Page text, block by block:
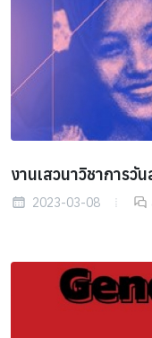
งานเสวนาวิชาการวั
2023-03-08